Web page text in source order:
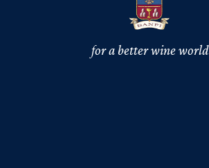
for a better wine world